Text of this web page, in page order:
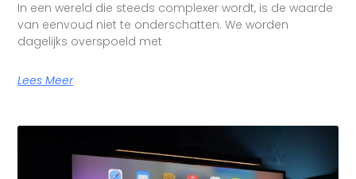
In een wereld die steeds complexer wordt, is de waarde
van eenvoud niet te onderschatten. We worden
dagelijks overspoeld met
Lees Meer